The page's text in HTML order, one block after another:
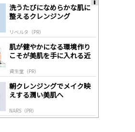
洗うたびになめらかな肌に
整えるクレンジング
リベルタ（PR）
肌が健やかになる環境作り
こそが美肌を手に入れる近
資生堂（PR）
朝クレンジングでメイク映
えする潤い美肌へ
NARS（PR）